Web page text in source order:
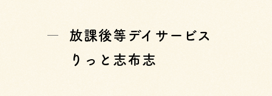
放課後等デイサービス
りっと志布志